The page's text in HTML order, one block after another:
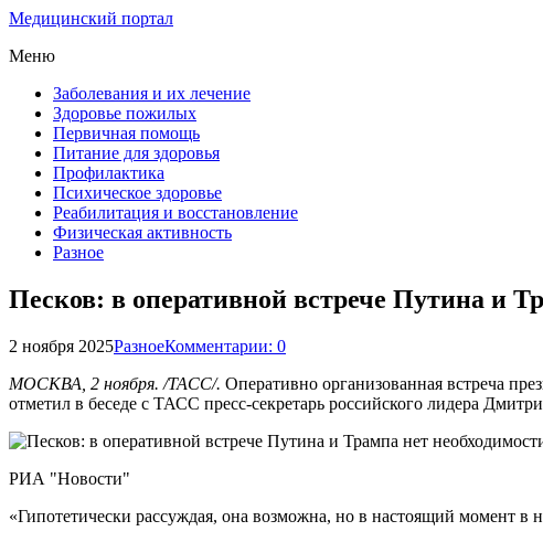
Медицинский портал
Меню
Заболевания и их лечение
Здоровье пожилых
Первичная помощь
Питание для здоровья
Профилактика
Психическое здоровье
Реабилитация и восстановление
Физическая активность
Разное
Песков: в оперативной встрече Путина и
2 ноября 2025РазноеКомментарии: 0
МОСКВА, 2 ноября. /ТАСС/. Оперативно организованная встреча
отметил в беседе с ТАСС пресс-секретарь российского лидера
РИА "Новости"
«Гипотетически рассуждая, она возможна, но в настоящий момент в